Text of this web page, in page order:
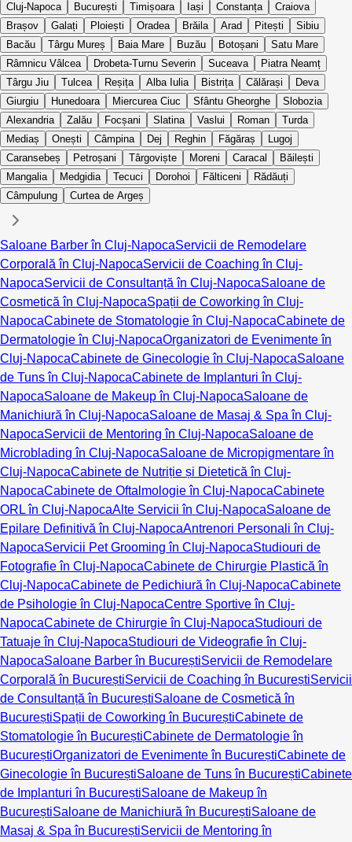
Cluj-Napoca București Timișoara Iași Constanța
Craiova
Brașov
Galați Ploiești Oradea Brăila Arad Pitești
Sibiu
Bacău
Târgu Mureș Baia Mare Buzău Botoșani
Satu Mare
Râmnicu Vâlcea
Drobeta-Turnu Severin Suceava
Piatra Neamț
Târgu Jiu
Tulcea Reșița Alba Iulia Bistrița Călărași
Deva
Giurgiu
Hunedoara Miercurea Ciuc Sfântu Gheorghe
Slobozia
Alexandria
Zalău Focșani Slatina Vaslui Roman
Turda
Mediaș
Onești Câmpina Dej Reghin Făgăraș
Lugoj
Caransebeș
Petroșani Târgoviște Moreni Caracal
Băilești
Mangalia
Medgidia Tecuci Dorohoi Fălticeni
Rădăuți
Câmpulung
Curtea de Argeș
Saloane Barber în Cluj-NapocaServicii de Remodelare
Corporală în Cluj-NapocaServicii de Coaching în Cluj-
NapocaServicii de Consultanță în Cluj-NapocaSaloane de
Cosmetică în Cluj-NapocaSpații de Coworking în Cluj-
NapocaCabinete de Stomatologie în Cluj-NapocaCabinete de
Dermatologie în Cluj-NapocaOrganizatori de Evenimente în
Cluj-NapocaCabinete de Ginecologie în Cluj-NapocaSaloane
de Tuns în Cluj-NapocaCabinete de Implanturi în Cluj-
NapocaSaloane de Makeup în Cluj-NapocaSaloane de
Manichiură în Cluj-NapocaSaloane de Masaj & Spa în Cluj-
NapocaServicii de Mentoring în Cluj-NapocaSaloane de
Microblading în Cluj-NapocaSaloane de Micropigmentare în
Cluj-NapocaCabinete de Nutriție și Dietetică în Cluj-
NapocaCabinete de Oftalmologie în Cluj-NapocaCabinete
ORL în Cluj-NapocaAlte Servicii în Cluj-NapocaSaloane de
Epilare Definitivă în Cluj-NapocaAntrenori Personali în Cluj-
NapocaServicii Pet Grooming în Cluj-NapocaStudiouri de
Fotografie în Cluj-NapocaCabinete de Chirurgie Plastică în
Cluj-NapocaCabinete de Pedichiură în Cluj-NapocaCabinete
de Psihologie în Cluj-NapocaCentre Sportive în Cluj-
NapocaCabinete de Chirurgie în Cluj-NapocaStudiouri de
Tatuaje în Cluj-NapocaStudiouri de Videografie în Cluj-
NapocaSaloane Barber în BucureștiServicii de Remodelare
Corporală în BucureștiServicii de Coaching în BucureștiServicii
de Consultanță în BucureștiSaloane de Cosmetică în
BucureștiSpații de Coworking în BucureștiCabinete de
Stomatologie în BucureștiCabinete de Dermatologie în
BucureștiOrganizatori de Evenimente în BucureștiCabinete de
Ginecologie în BucureștiSaloane de Tuns în BucureștiCabinete
de Implanturi în BucureștiSaloane de Makeup în
BucureștiSaloane de Manichiură în BucureștiSaloane de
Masaj & Spa în BucureștiServicii de Mentoring în